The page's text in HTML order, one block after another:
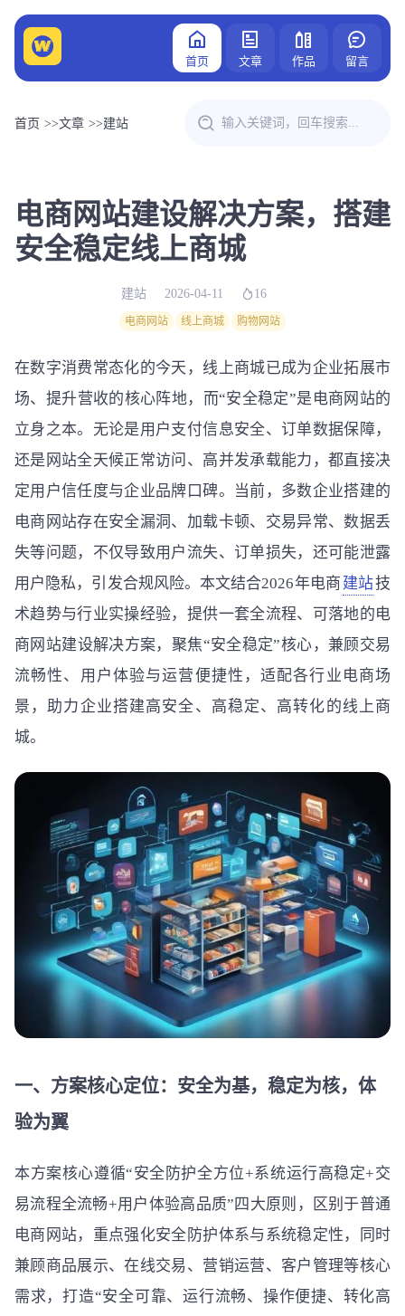
首页 文章 作品 留言
首页 >>文章 >>建站
电商网站建设解决方案，搭建
安全稳定线上商城
建站 2026-04-11 16
电商网站 线上商城 购物网站
在数字消费常态化的今天，线上商城已成为企业拓展市
场、提升营收的核心阵地，而“安全稳定”是电商网站的
立身之本。无论是用户支付信息安全、订单数据保障，
还是网站全天候正常访问、高并发承载能力，都直接决
定用户信任度与企业品牌口碑。当前，多数企业搭建的
电商网站存在安全漏洞、加载卡顿、交易异常、数据丢
失等问题，不仅导致用户流失、订单损失，还可能泄露
用户隐私，引发合规风险。本文结合2026年电商 建站技
术趋势与行业实操经验，提供一套全流程、可落地的电
商网站建设解决方案，聚焦“安全稳定”核心，兼顾交易
流畅性、用户体验与运营便捷性，适配各行业电商场
景，助力企业搭建高安全、高稳定、高转化的线上商
城。
一、方案核心定位：安全为基，稳定为核，体
验为翼
本方案核心遵循“安全防护全方位+系统运行高稳定+交
易流程全流畅+用户体验高品质”四大原则，区别于普通
电商网站，重点强化安全防护体系与系统稳定性，同时
兼顾商品展示、在线交易、营销运营、客户管理等核心
需求，打造“安全可靠、运行流畅、操作便捷、转化高